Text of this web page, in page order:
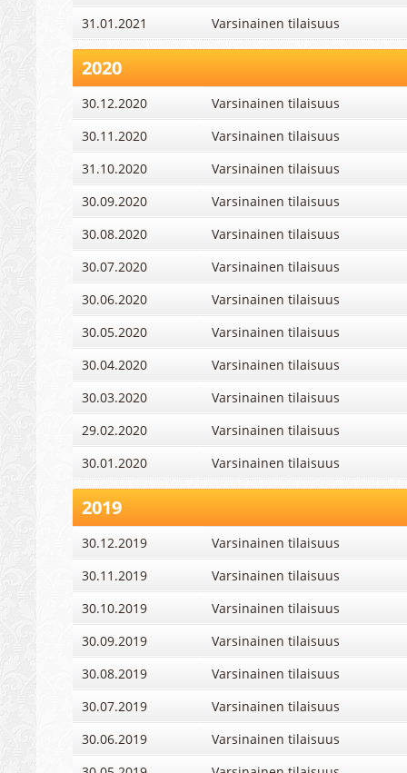
31.01.2021
Varsinainen tilaisuus
2020
30.12.2020
Varsinainen tilaisuus
30.11.2020
Varsinainen tilaisuus
31.10.2020
Varsinainen tilaisuus
30.09.2020
Varsinainen tilaisuus
30.08.2020
Varsinainen tilaisuus
30.07.2020
Varsinainen tilaisuus
30.06.2020
Varsinainen tilaisuus
30.05.2020
Varsinainen tilaisuus
30.04.2020
Varsinainen tilaisuus
30.03.2020
Varsinainen tilaisuus
29.02.2020
Varsinainen tilaisuus
30.01.2020
Varsinainen tilaisuus
2019
30.12.2019
Varsinainen tilaisuus
30.11.2019
Varsinainen tilaisuus
30.10.2019
Varsinainen tilaisuus
30.09.2019
Varsinainen tilaisuus
30.08.2019
Varsinainen tilaisuus
30.07.2019
Varsinainen tilaisuus
30.06.2019
Varsinainen tilaisuus